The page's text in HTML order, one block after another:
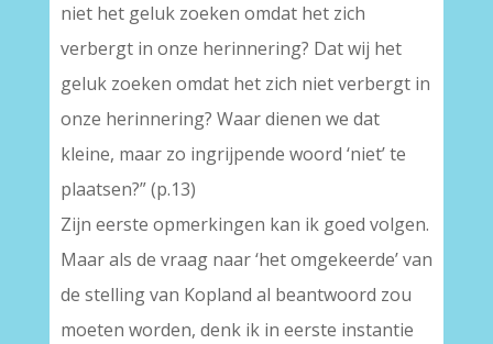
niet het geluk zoeken omdat het zich
verbergt in onze herinnering? Dat wij het
geluk zoeken omdat het zich niet verbergt in
onze herinnering? Waar dienen we dat
kleine, maar zo ingrijpende woord ‘niet’ te
plaatsen?” (p.13)
Zijn eerste opmerkingen kan ik goed volgen.
Maar als de vraag naar ‘het omgekeerde’ van
de stelling van Kopland al beantwoord zou
moeten worden, denk ik in eerste instantie